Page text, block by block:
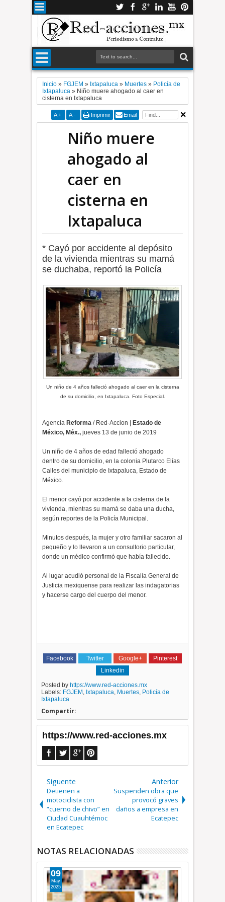
Inicio » FGJEM » Ixtapaluca » Muertes » Policía de
Ixtapaluca » Niño muere ahogado al caer en
cisterna en Ixtapaluca
A + A - Imprimir Email
Niño muere
ahogado al
caer en
cisterna en
Ixtapaluca
* Cayó por accidente al depósito
de la vivienda mientras su mamá
se duchaba, reportó la Policía
Un niño de 4 años falleció ahogado al caer en la cisterna
de su domicilio, en Ixtapaluca. Foto Especial.
Agencia Reforma / Red-Accion |
Estado de
México, Méx., jueves 13 de junio de 2019
Un niño de 4 años de edad falleció ahogado
dentro de su domicilio, en la colonia Plutarco Elías
Calles del municipio de Ixtapaluca, Estado de
México.
El menor cayó por accidente a la cisterna de la
vivienda, mientras su mamá se daba una ducha,
según reportes de la Policía Municipal.
Minutos después, la mujer y otro familiar sacaron al
pequeño y lo llevaron a un consultorio particular,
donde un médico confirmó que había fallecido.
Al lugar acudió personal de la Fiscalía General de
Justicia mexiquense para realizar las indagatorias
y hacerse cargo del cuerpo del menor.
Facebook Twitter Google+
Pinterest
Linkedin
Posted by https://www.red-acciones.mx
Labels: FGJEM , Ixtapaluca, Muertes, Policía de
Ixtapaluca
Compartir:
https://www.red-acciones.mx
Siguente
Detienen a
motociclista con
“cuerno de chivo” en
Ciudad Cuauhtémoc
en Ecatepec
Anterior
Suspenden obra que
provocó graves
daños a empresa en
Ecatepec
NOTAS RELACIONADAS
22
Nov
2024